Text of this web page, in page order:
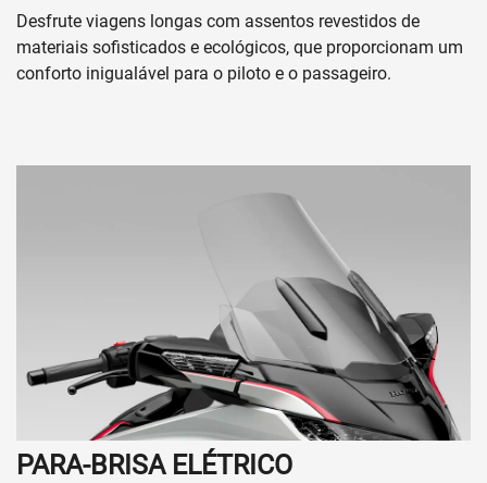
Desfrute viagens longas com assentos revestidos de
materiais sofisticados e ecológicos, que proporcionam um
conforto inigualável para o piloto e o passageiro.
PARA-BRISA ELÉTRICO